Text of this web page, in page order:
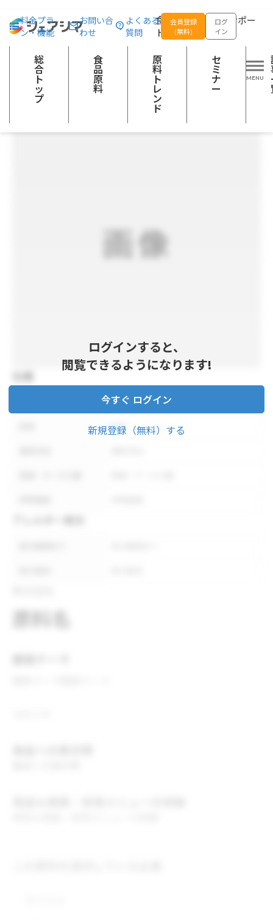
食品の企画開発をサポー
トする
料金プラ
ン・機能
お問い合
わせ
よくある
質問
会員登録
(無料)
ログ
イン
総
合
ト
ッ
プ
食
品
原
料
原
料
ト
レ
ン
ド
セ
ミ
ナ
ー
総合トップ 食品原料 FD（フリーズドライ）おくら
野菜加工品 めん・パン類 調味料及びスープ
ログインすると、
閲覧できるようになります!
今すぐ ログイン
新規登録（無料）する
内容量
形状